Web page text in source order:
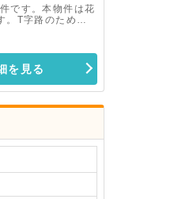
です。本物件は花
。T字路のため、
2槽シンク、ガス
か出ない浅草エリ
を見る